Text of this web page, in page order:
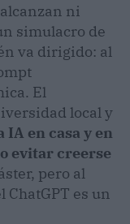
ni
simulacro de
va dirigido: al
El
local y
IA en casa y en
evitar creerse
pero al
ChatGPT es un